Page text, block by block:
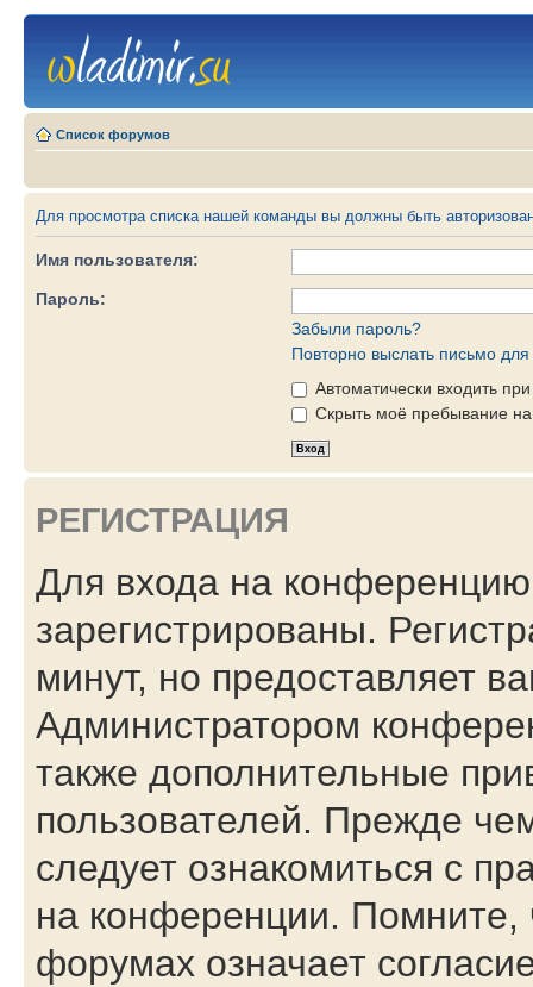
Список форумов
Для просмотра списка нашей команды вы должны быть
Имя пользователя:
Пароль:
Забыли пароль?
Повторно выслать письмо для
Автоматически входить
Скрыть моё пребывание
РЕГИСТРАЦИЯ
Для входа на
зарегистрированы.
минут, но предоставляет
Администратором
также дополнительные
пользователей. Прежде
следует ознакомиться с
на конференции. Помните,
форумах означает